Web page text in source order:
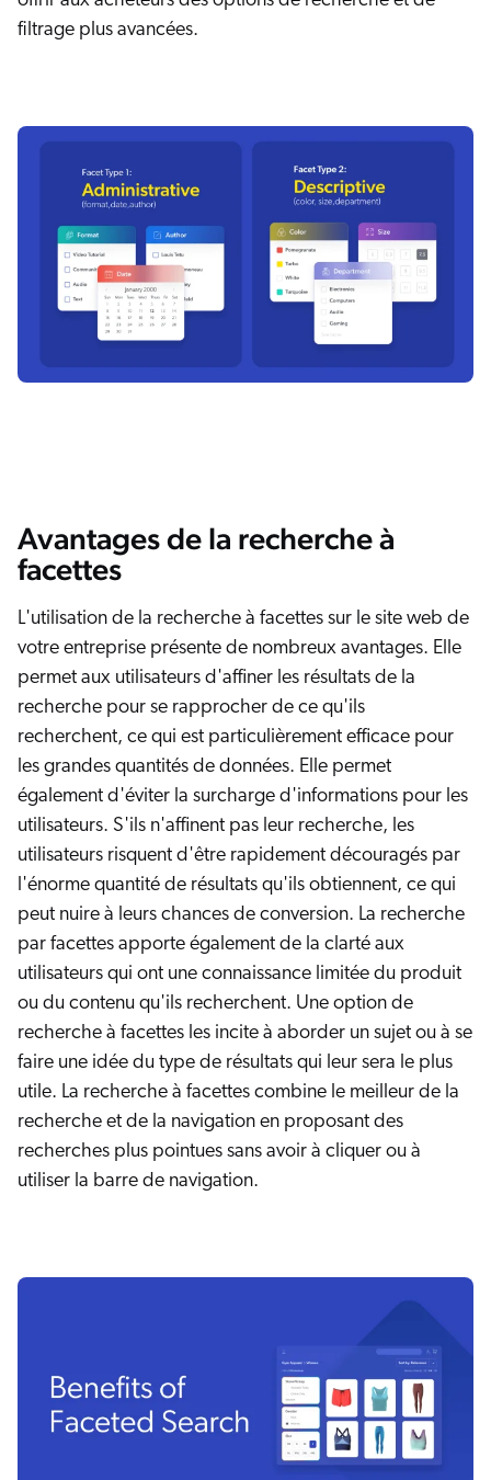
filtrage plus avancées.
Avantages de la recherche à
facettes
L'utilisation de la recherche à facettes sur le site web de
votre entreprise présente de nombreux avantages. Elle
permet aux utilisateurs d'affiner les résultats de la
recherche pour se rapprocher de ce qu'ils
recherchent, ce qui est particulièrement efficace pour
les grandes quantités de données. Elle permet
également d'éviter la surcharge d'informations pour les
utilisateurs. S'ils n'affinent pas leur recherche, les
utilisateurs risquent d'être rapidement découragés par
l'énorme quantité de résultats qu'ils obtiennent, ce qui
peut nuire à leurs chances de conversion. La recherche
par facettes apporte également de la clarté aux
utilisateurs qui ont une connaissance limitée du produit
ou du contenu qu'ils recherchent. Une option de
recherche à facettes les incite à aborder un sujet ou à se
faire une idée du type de résultats qui leur sera le plus
utile. La recherche à facettes combine le meilleur de la
recherche et de la navigation en proposant des
recherches plus pointues sans avoir à cliquer ou à
utiliser la barre de navigation.